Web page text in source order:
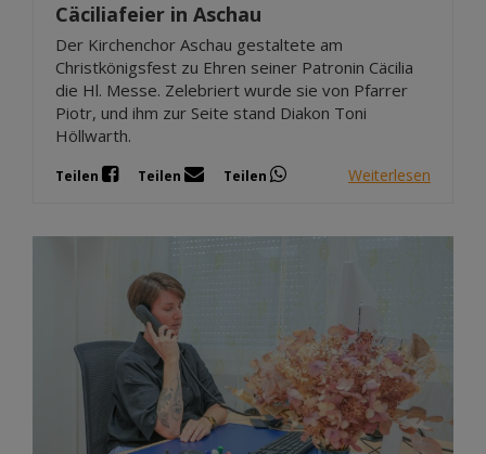
Cäciliafeier in Aschau
Der Kirchenchor Aschau gestaltete am
Christkönigsfest zu Ehren seiner Patronin Cäcilia
die Hl. Messe. Zelebriert wurde sie von Pfarrer
Piotr, und ihm zur Seite stand Diakon Toni
Höllwarth.
Teilen Teilen Teilen Weiterlesen